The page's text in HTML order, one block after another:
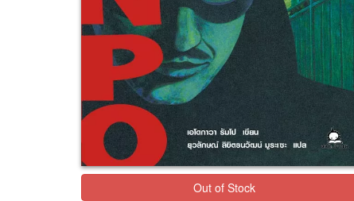
Out of Stock